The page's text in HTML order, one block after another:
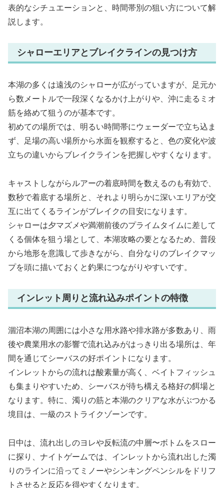
表的なシチュエーションと、時間帯別の狙い方について解
説します。
シャローエリアとブレイクラインの見つけ方
本湖の多くは遠浅のシャローが広がっていますが、足元か
ら数メートルで一段深くなるかけ上がりや、沖に走るミオ
筋を絡めて狙うのが基本です。
初めての場所では、明るい時間帯にウェーダーで立ち込ま
ず、足場の高い場所から水面を観察すると、色の変化や波
立ちの違いからブレイクラインを把握しやすくなります。
キャストしながらルアーの着底時間を数えるのも有効で、
数秒で着底する場所と、それより明らかに深いエリアが交
互に出てくるラインがブレイクの目安になります。
シャローは夕マズメや満潮前後のプライムタイムに差して
くる個体を狙う場として、本湖攻略の要となるため、普段
から地形を意識して歩きながら、自分なりのブレイクマッ
プを頭に描いておくと釣果につながりやすいです。
インレット周りと流れ込みポイントの特徴
涸沼本湖の周囲には小さな用水路や排水路が多数あり、雨
後や農業用水の影響で流れ込みがはっきり出る場所は、年
間を通じてシーバスの好ポイントになります。
インレットからの流れは酸素量が高く、ベイトフィッシュ
も集まりやすいため、シーバスが待ち構える格好の餌場と
なります。特に、濁りの筋と本湖のクリアな水がぶつかる
境目は、一級のストライクゾーンです。
日中は、流れ出しのヨレや反転流の中層〜ボトムをスロー
に探り、ナイトゲームでは、インレットから流れ出した濁
りのラインに沿ってミノーやシンキングペンシルをドリフ
トさせると反応を得やすくなります。